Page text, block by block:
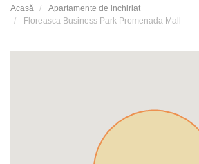
Acasă
Apartamente de inchiriat
Floreasca Business Park Promenada Mall